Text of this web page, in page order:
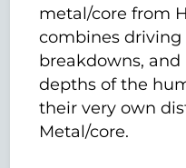
metal/core from
combines driving
breakdowns,
depths of the
their very own
Metal/core.